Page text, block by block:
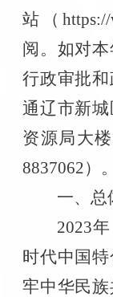
站（
阅。如对
行政审批和
通辽市新
资源局大楼
8837062）。
一、总
2023
时代中国
牢中华民